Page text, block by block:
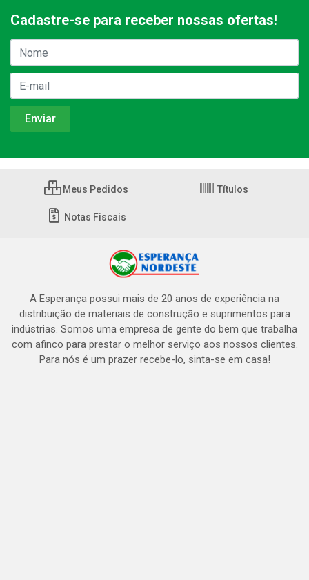
Cadastre-se para receber nossas ofertas!
Meus Pedidos Títulos
Notas Fiscais
A Esperança possui mais de 20 anos de experiência na
distribuição de materiais de construção e suprimentos para
indústrias. Somos uma empresa de gente do bem que trabalha
com afinco para prestar o melhor serviço aos nossos clientes.
Para nós é um prazer recebe-lo, sinta-se em casa!